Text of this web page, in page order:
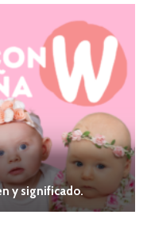
y significado.